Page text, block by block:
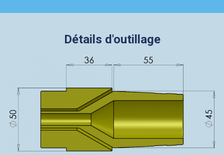
Détails d'outillage